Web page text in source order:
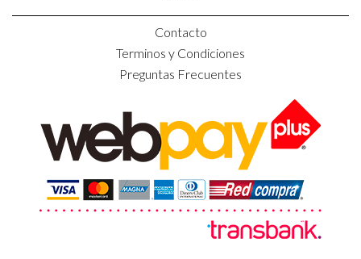
Contacto
Terminos y Condiciones
Preguntas Frecuentes